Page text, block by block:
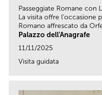
Passeggiate Romane con
La visita offre l’occasione
Romano affrescato da
Palazzo dell'Anagrafe
11/11/2025
Visita guidata